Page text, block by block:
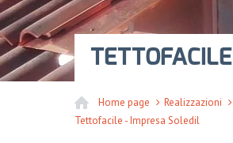
TETTOFACILE
Home page
Realizzazioni
Tettofacile - Impresa Soledil